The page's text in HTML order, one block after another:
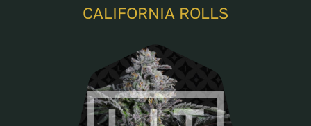
CALIFORNIA ROLLS